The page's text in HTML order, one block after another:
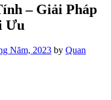
– Giải Pháp
Ưu
Năm, 2023 by Quan